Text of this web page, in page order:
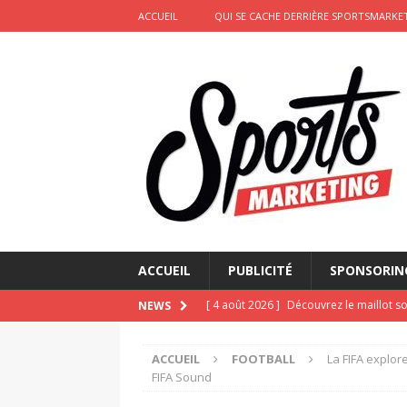
ACCUEIL QUI SE CACHE DERRIÈRE
ACCUEIL PUBLICITÉ
NEWS [ 4 août 2026 ] Découvrez le maillot
[ 2 août 2026 ] Le pari risqué d’On
ACCUEIL FOOTBALL
La FIFA
FIFA Sound